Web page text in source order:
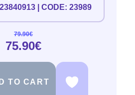
| CODE: 23989
79.90€
75.90€
TO CART